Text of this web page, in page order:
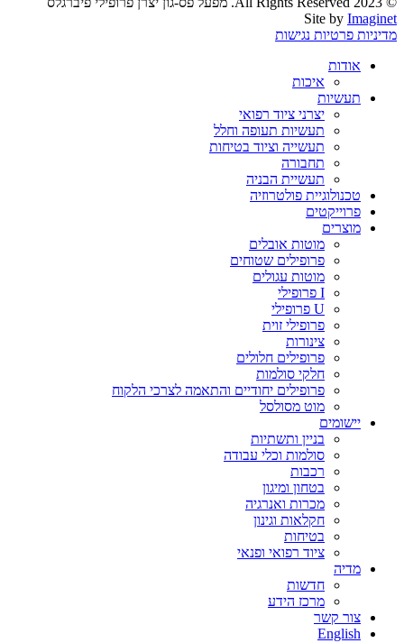
Site by Imaginet
מדיניות פרטיות נגישות
אודות
איכות
תעשיות
יצרני ציוד רפואי
תעשיות תעופה וחלל
תעשייה וציוד בטיחות
תחבורה
תעשיית הבניה
טכנולוגיית פולטרוזיה
פרוייקטים
מוצרים
מוטות אובלים
פרופילים שטוחים
מוטות עגולים
I פרופילי
U פרופילי
פרופילי זוית
צינורות
פרופילים חלולים
חלקי סולמות
פרופילים יחודיים והתאמה לצרכי הלקוח
מוט מסולסל
יישומים
בניין ותשתיות
סולמות וכלי עבודה
רכבות
בטחון ומיגון
מכרות ואנרגיה
חקלאות וגינון
בטיחות
ציוד רפואי ופנאי
מדיה
חדשות
מרכז הידע
צור קשר
English